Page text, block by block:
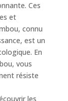
Ces
et
connu
est un
En
vous
résiste
les